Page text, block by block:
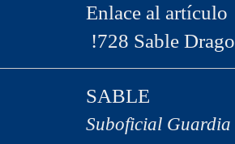
Enlace al artículo
!728 Sable
SABLE
Suboficial Guardia